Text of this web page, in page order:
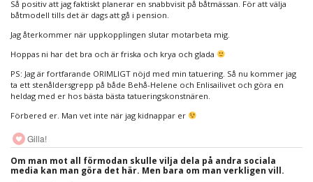
Så positiv att jag faktiskt planerar en snabbvisit på båtmässan. För att välja
båtmodell tills det är dags att gå i pension.
Jag återkommer när uppkopplingen slutar motarbeta mig.
Hoppas ni har det bra och är friska och krya och glada
PS: Jag är fortfarande ORIMLIGT nöjd med min tatuering. Så nu kommer jag
ta ett stenåldersgrepp på både Behå-Helene och Enlisailivet och göra en
heldag med er hos bästa bästa tatueringskonstnären.
Förbered er. Man vet inte när jag kidnappar er
Gilla!
Om man mot all förmodan skulle vilja dela på andra sociala
media kan man göra det här. Men bara om man verkligen vill.